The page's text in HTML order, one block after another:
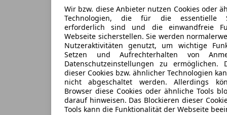
Wir bzw. diese Anbieter nutzen Cookies oder
Technologien, die für die essentielle
erforderlich sind und die einwandfreie
Webseite sicherstellen. Sie werden
Nutzeraktivitäten genutzt, um wichtige
Setzen und Aufrechterhalten von
Datenschutzeinstellungen zu ermöglichen.
dieser Cookies bzw. ähnlicher Technologien
nicht abgeschaltet werden. Allerdings
Browser diese Cookies oder ähnliche Tools
darauf hinweisen. Das Blockieren dieser
Tools kann die Funktionalität der Webseite